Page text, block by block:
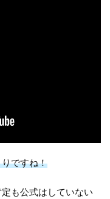
ですね！
も公式はしていない